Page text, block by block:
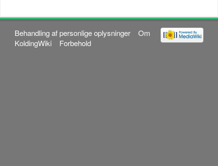
Behandling af personlige oplysninger
Om
KoldingWiki
Forbehold